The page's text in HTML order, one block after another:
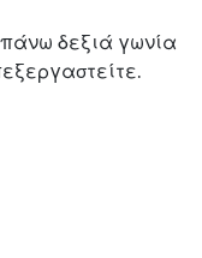
δεξιά γωνία